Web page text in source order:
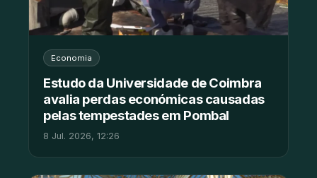
Economia
Estudo da Universidade de Coimbra
avalia perdas económicas causadas
pelas tempestades em Pombal
8 Jul. 2026, 12:26